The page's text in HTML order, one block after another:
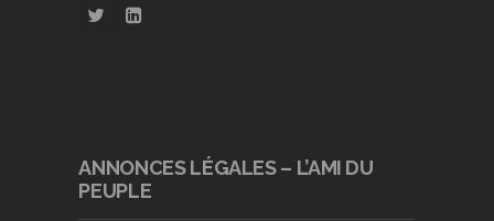
ANNONCES LÉGALES – L’AMI DU
PEUPLE